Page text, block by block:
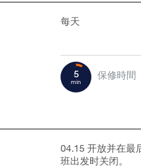
每天
5
min
保修時間
04.15 开放并在最
班出发时关闭。